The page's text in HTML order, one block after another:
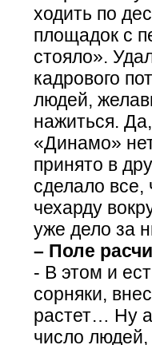
ходить по
площадок с
стояло».
кадрового
людей,
нажиться.
«Динамо»
принято в
сделало все,
чехарду
уже дело за
– Поле
- В этом и
сорняки,
растет… Ну
число